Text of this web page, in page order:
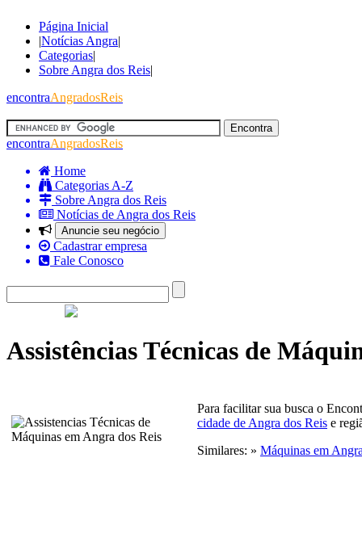
Página Inicial
|Notícias Angra|
Categorias|
Sobre Angra dos Reis|
encontraAngradosReis
encontraAngradosReis
Home
Categorias A-Z
Sobre Angra dos Reis
Notícias de Angra dos Reis
Anuncie seu negócio
Cadastrar empresa
Fale Conosco
Assistências Técnicas de
Para facilitar sua busca o
cidade de Angra dos Reis e
Similares: » Máquinas em